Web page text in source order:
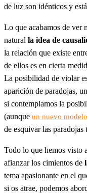
de luz son idénticos y
Lo que acabamos de ver
natural la idea de
la relación que existe
de ellos es en cierta
La posibilidad de violar
aparición de paradojas,
si contemplamos la
(aunque un nuevo
de esquivar las paradojas
Todo lo que hemos visto
afianzar los cimientos de
tema apasionante en el
si os atrae, podemos